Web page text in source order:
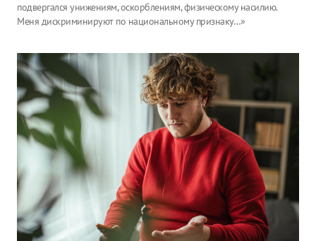
подвергался унижениям, оскорблениям, физическому насилию.
Меня дискриминируют по национальному признаку…»